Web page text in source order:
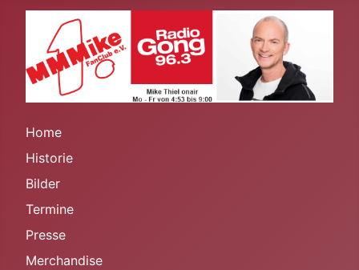
Home
Historie
Bilder
Termine
Presse
Merchandise